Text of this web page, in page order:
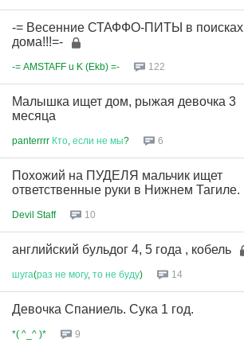
-= Весенние СТАФФО-ПИТЫ в поисках
дома!!!=-
-= AMSTAFF u K (Ekb) =- 122
Малышка ищет дом, рыжая девочка 3
месяца
panterrrr Кто если не мы? 6
Похожий на ПУДЕЛЯ мальчик ищет
ответственные руки в Нижнем Тагиле.
Devil Staff 10
английский бульдог 4, 5 года , кобель
шуга(раз не могу, то не буду) 14
Девочка Спаниель. Сука 1 год.
*( ^_^ )* 9